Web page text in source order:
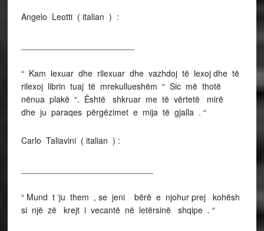
Angelo Leotti ( italian ) :
“ Kam lexuar dhe rilexuar dhe vazhdoj të lexoj dhe të
rilexoj librin tuaj të mrekullueshëm “ Sic më thotë
nënua plakë “. Është shkruar me të vërtetë mirë
dhe ju paraqes përgëzimet e mija të gjalla . “
Carlo Taliavini ( italian ) :
“ Mund t ‘ju them , se jeni bërë e njohur prej kohësh
si një zë krejt i vecantë në letërsinë shqipe . “